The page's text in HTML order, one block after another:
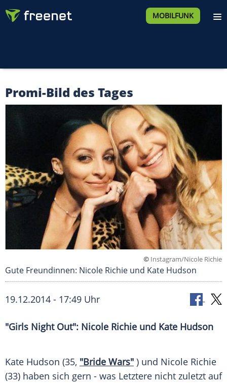
MOBILFUNK
Promi-Bild des Tages
© Instagram/Nicole Richie
Gute Freundinnen: Nicole Richie und Kate Hudson
19.12.2014 - 17:49 Uhr
"Girls Night Out": Nicole Richie und Kate Hudson
Kate Hudson (35, "Bride Wars" ) und Nicole Richie
(33) haben sich gern - was Letztere nicht zuletzt auf